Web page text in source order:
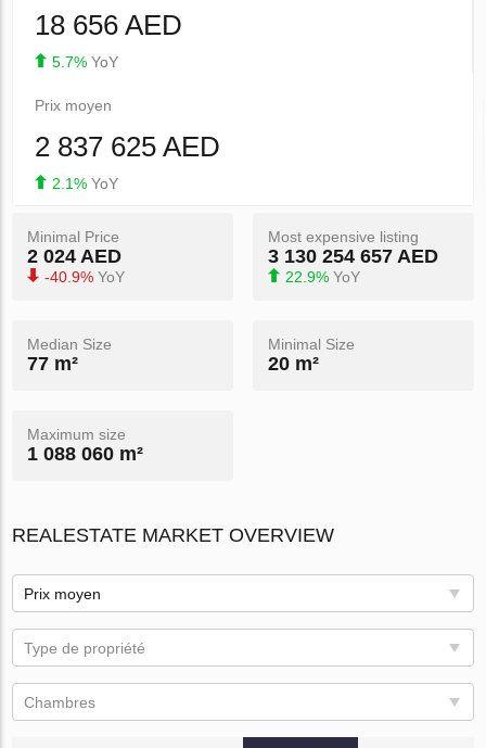
18 656 AED
5.7% YoY
Prix ​​moyen
2 837 625 AED
2.1% YoY
Minimal Price
2 024 AED
-40.9% YoY
Most expensive listing
3 130 254 657 AED
22.9% YoY
Median Size
77 m²
Minimal Size
20 m²
Maximum size
1 088 060 m²
REALESTATE MARKET OVERVIEW
Prix ​​moyen
Type de propriété
Chambres